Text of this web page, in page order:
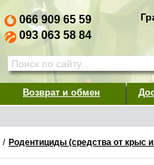
066 909 65 59
093 063 58 84
Возврат и обмен
/ Родентициды (средства от крыс